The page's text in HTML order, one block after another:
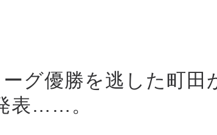
ーグ優勝を逃した町田
表……。